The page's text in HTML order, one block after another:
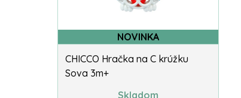
NOVINKA
CHICCO Hračka na C krúžku
Sova 3m+
Skladom